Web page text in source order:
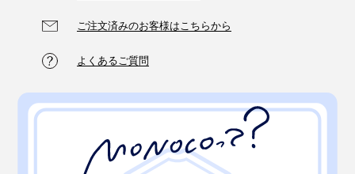
ご注文済みのお客様はこちらから
よくあるご質問